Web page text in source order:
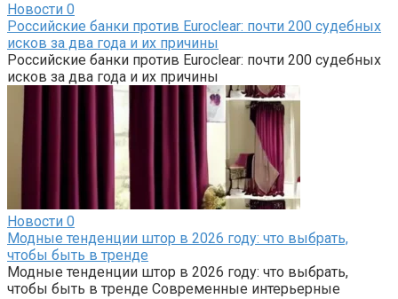
Новости 0
Российские банки против Euroclear: почти 200 судебных
исков за два года и их причины
Российские банки против Euroclear: почти 200 судебных
исков за два года и их причины
Новости 0
Модные тенденции штор в 2026 году: что выбрать,
чтобы быть в тренде
Модные тенденции штор в 2026 году: что выбрать,
чтобы быть в тренде Современные интерьерные